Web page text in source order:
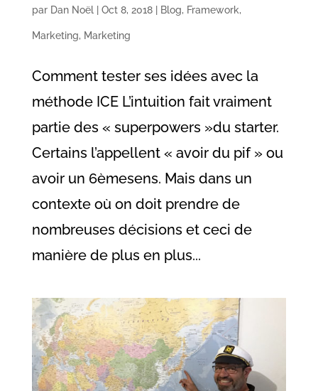
par Dan Noël| Oct 8, 2018| Blog, Framework,
Marketing, Marketing
Comment tester ses idées avec la
méthode ICE L’intuition fait vraiment
partie des « superpowers »du starter.
Certains l’appellent « avoir du pif » ou
avoir un 6èmesens. Mais dans un
contexte où on doit prendre de
nombreuses décisions et ceci de
manière de plus en plus...